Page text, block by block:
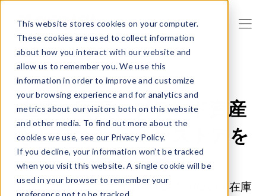
This website stores cookies on your computer.
These cookies are used to collect information
about how you interact with our website and
allow us to remember you. We use this
information in order to improve and customize
your browsing experience and for analytics and
metrics about our visitors both on this website
and other media. To find out more about the
cookies we use, see our Privacy Policy.
If you decline, your information won’t be tracked
when you visit this website. A single cookie will be
used in your browser to remember your
preference not to be tracked.
2026/06/04 9:00:00 |ドロップシッピング
在庫、写真、ブランド資産
なしでオンラインストアを
始めるには？
写真がない？コピーライティングがない？在庫